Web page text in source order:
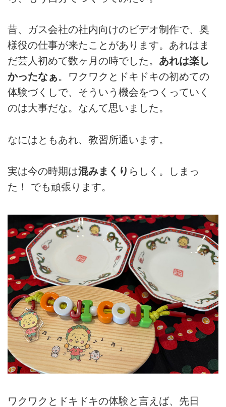
昔、ガス会社の社内向けのビデオ制作で、奥
様役の仕事が来たことがあります。あれはま
だ芸人初めて数ヶ月の時でした。 あれは楽し
かったなぁ。ワクワクとドキドキの初めての
体験づくしで、そういう機会をつくっていく
のは大事だな。なんて思いました。
なにはともあれ、教習所通います。
実は今の時期は混みまくり らしく。しまっ
た！ でも頑張ります。
ワクワクとドキドキの体験と言えば、先日